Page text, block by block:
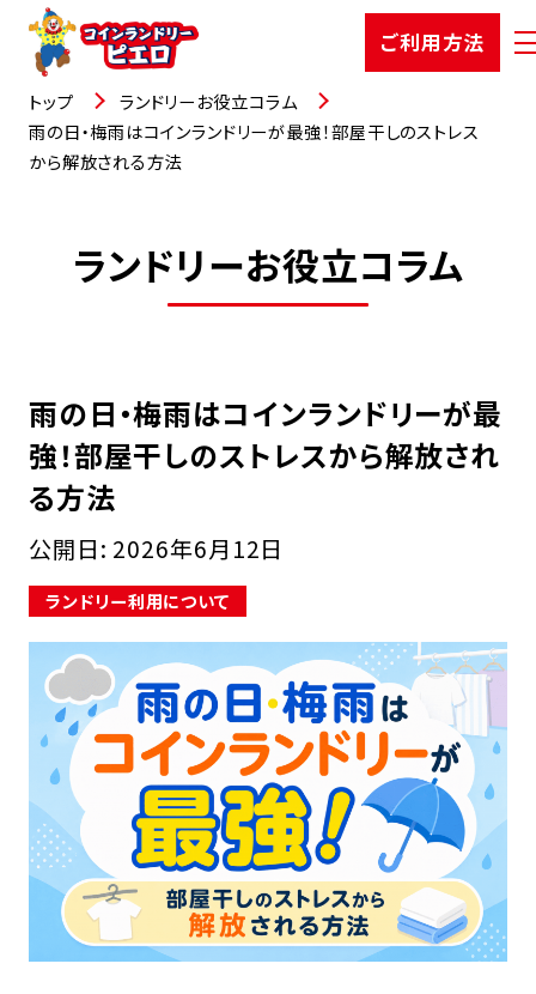
ご利用方法
選ばれる理由
お知らせ
お役立コラム
よくあるご質問
FCオーナー募集中
トップ
ランドリーお役立コラム
雨の日・梅雨はコインランドリーが最強！部屋干しのストレス
から解放される方法
ランドリーお役立コラム
雨の日・梅雨はコインランドリーが最
強！部屋干しのストレスから解放され
る方法
公開日: 2026年6月12日
ランドリー利用について